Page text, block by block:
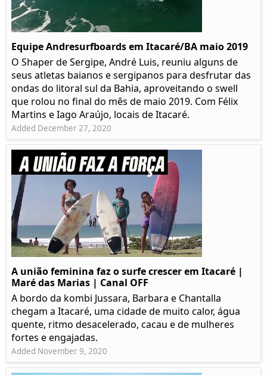
Equipe Andresurfboards em Itacaré/BA maio 2019
O Shaper de Sergipe, André Luis, reuniu alguns de
seus atletas baianos e sergipanos para desfrutar das
ondas do litoral sul da Bahia, aproveitando o swell
que rolou no final do mês de maio 2019. Com Félix
Martins e Iago Araújo, locais de Itacaré.
Added December 27, 2020
A união feminina faz o surfe crescer em Itacaré |
Maré das Marias | Canal OFF
A bordo da kombi Jussara, Barbara e Chantalla
chegam a Itacaré, uma cidade de muito calor, água
quente, ritmo desacelerado, cacau e de mulheres
fortes e engajadas.
Added November 9, 2020